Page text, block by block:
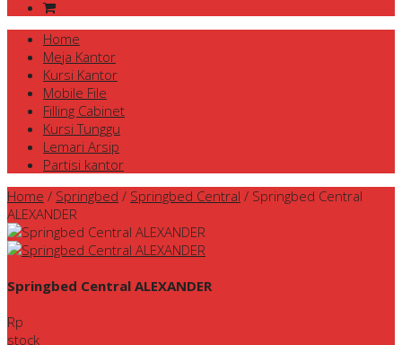
Home
Meja Kantor
Kursi Kantor
Mobile File
Filling Cabinet
Kursi Tunggu
Lemari Arsip
Partisi kantor
Home / Springbed / Springbed Central / Springbed Central
ALEXANDER
Springbed Central ALEXANDER
Rp
stock